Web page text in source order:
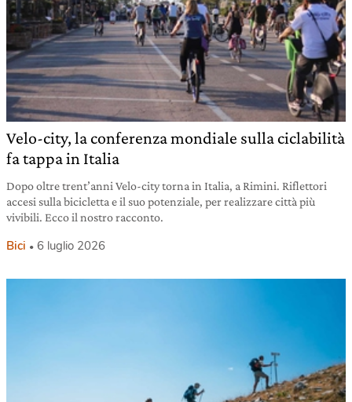
Velo-city, la conferenza mondiale sulla ciclabilità
fa tappa in Italia
Dopo oltre trent’anni Velo-city torna in Italia, a Rimini. Riflettori
accesi sulla bicicletta e il suo potenziale, per realizzare città più
vivibili. Ecco il nostro racconto.
Bici 6 luglio 2026